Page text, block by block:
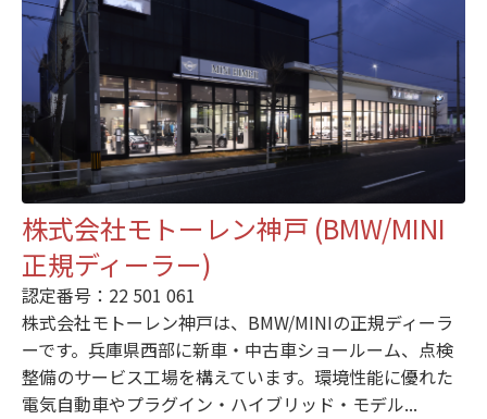
株式会社モトーレン神戸 (BMW/MINI
正規ディーラー)
認定番号：22 501 061
株式会社モトーレン神戸は、BMW/MINIの正規ディーラ
ーです。兵庫県西部に新車・中古車ショールーム、点検
整備のサービス工場を構えています。環境性能に優れた
電気自動車やプラグイン・ハイブリッド・モデル...